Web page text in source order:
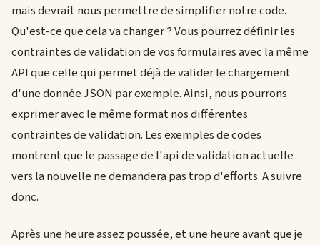
mais devrait nous permettre de simplifier notre code.
Qu'est-ce que cela va changer ? Vous pourrez définir les
contraintes de validation de vos formulaires avec la même
API que celle qui permet déjà de valider le chargement
d'une donnée JSON par exemple. Ainsi, nous pourrons
exprimer avec le même format nos différentes
contraintes de validation. Les exemples de codes
montrent que le passage de l'api de validation actuelle
vers la nouvelle ne demandera pas trop d'efforts. A suivre
donc.
Après une heure assez poussée, et une heure avant que je